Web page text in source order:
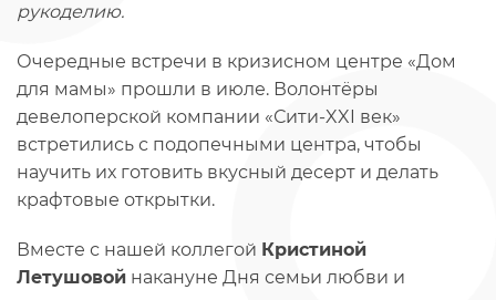
рукоделию.
Очередные встречи в кризисном центре «Дом
для мамы» прошли в июле. Волонтёры
девелоперской компании «Сити-XXI век»
встретились с подопечными центра, чтобы
научить их готовить вкусный десерт и делать
крафтовые открытки.
Вместе с нашей коллегой Кристиной
Летушовой накануне Дня семьи любви и